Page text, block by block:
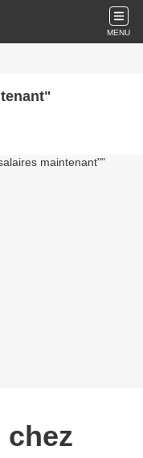
MENU
chez